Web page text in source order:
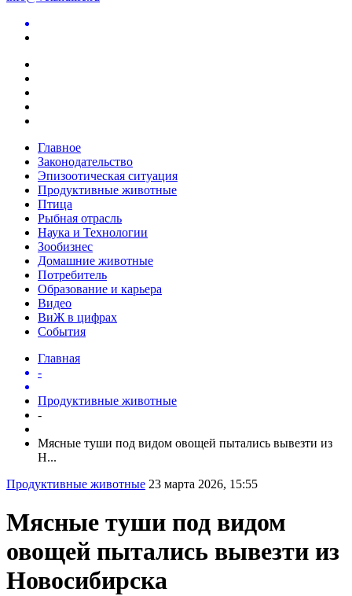
Главное
Законодательство
Эпизоотическая ситуация
Продуктивные животные
Птица
Рыбная отрасль
Наука и Технологии
Зообизнес
Домашние животные
Потребитель
Образование и карьера
Видео
ВиЖ в цифрах
События
Главная
-
Продуктивные животные
-
Мясные туши под видом овощей пытались вывезти из
Н...
Продуктивные животные 23 марта 2026, 15:55
Мясные туши под видом
овощей пытались вывезти из
Новосибирска